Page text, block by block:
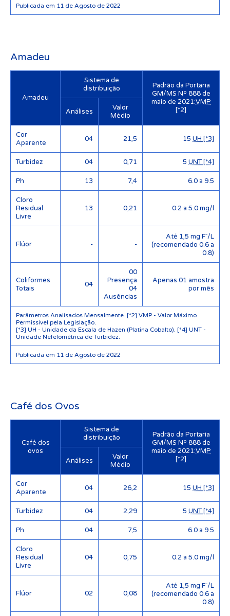
Publicada em 11 de Agosto de 2022
Amadeu
Amadeu
Sistema de
distribuição
Padrão da Portaria
GM/MS Nº 888 de
maio de 2021:VMP
[*2]
Análises
Valor
Médio
Parâmetros Analisados Mensalmente. [*2] VMP - Valor Máximo
Permissível pela Legislação.
[*3] UH - Unidade da Escala de Hazen (Platina Cobalto). [*4] UNT -
Unidade Nefelométrica de Turbidez.
Publicada em 11 de Agosto de 2022
Cor
Aparente
04 21,5 15 UH [*3]
Turbidez 04 0,71 5 UNT [*4]
Ph 13 7,4 6.0 a 9.5
Cloro
Residual
Livre
13 0,21 0.2 a 5.0 mg/l
Flúor - -
Até 1,5 mg F⁻/L
(recomendado 0.6 a
0.8)
Coliformes
Totais
04
00
Presença
04
Ausências
Apenas 01 amostra
por mês
Café dos Ovos
Café dos
ovos
Sistema de
distribuição
Padrão da Portaria
GM/MS Nº 888 de
maio de 2021:VMP
[*2]
Análises
Valor
Médio
Cor
Aparente
04 26,2 15 UH [*3]
Turbidez 04 2,29 5 UNT [*4]
Ph 04 7,5 6.0 a 9.5
Cloro
Residual
Livre
04 0,75 0.2 a 5.0 mg/l
Flúor 02 0,08
Até 1,5 mg F⁻/L
(recomendado 0.6 a
0.8)